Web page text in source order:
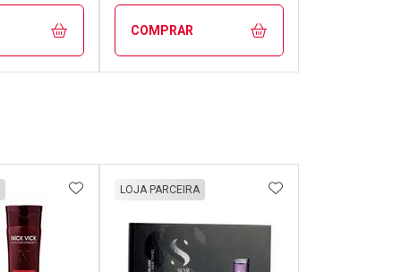
COMPRAR
ADICIONAR AOS FAVORITOS
LOJA PARCEIRA ADICIONAR AOS